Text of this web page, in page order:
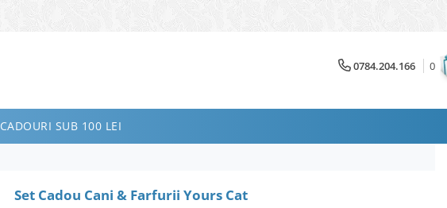
0784.204.166 0
CADOURI SUB 100 LEI
Set Cadou Cani & Farfurii Yours Cat